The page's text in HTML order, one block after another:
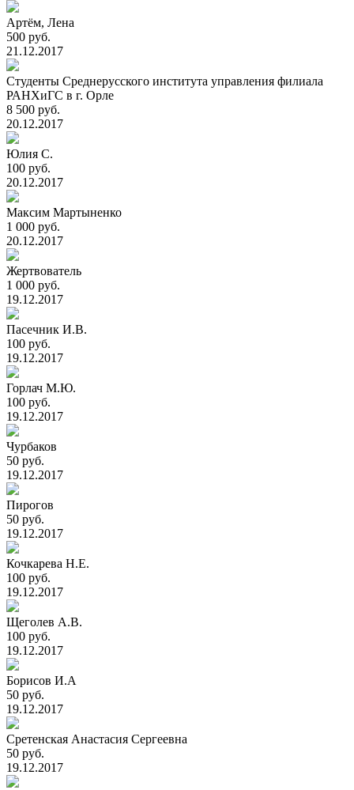
Артём, Лена
500 руб.
21.12.2017
Студенты Среднерусского института управления филиала
РАНХиГС в г. Орле
8 500 руб.
20.12.2017
Юлия С.
100 руб.
20.12.2017
Максим Мартыненко
1 000 руб.
20.12.2017
Жертвователь
1 000 руб.
19.12.2017
Пасечник И.В.
100 руб.
19.12.2017
Горлач М.Ю.
100 руб.
19.12.2017
Чурбаков
50 руб.
19.12.2017
Пирогов
50 руб.
19.12.2017
Кочкарева Н.Е.
100 руб.
19.12.2017
Щеголев А.В.
100 руб.
19.12.2017
Борисов И.А
50 руб.
19.12.2017
Сретенская Анастасия Сергеевна
50 руб.
19.12.2017